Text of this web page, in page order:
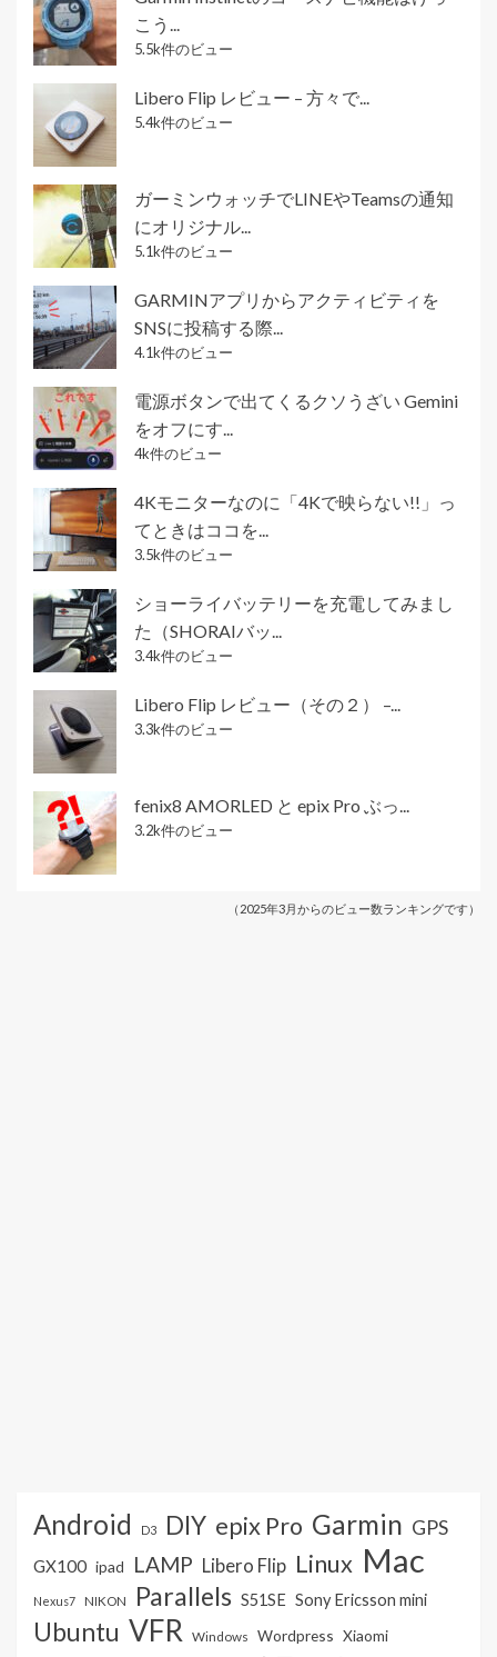
こう...
5.5k件のビュー
Libero Flip レビュー – 方々で...
5.4k件のビュー
ガーミンウォッチでLINEやTeamsの通知
にオリジナル...
5.1k件のビュー
GARMINアプリからアクティビティを
SNSに投稿する際...
4.1k件のビュー
電源ボタンで出てくるクソうざい Gemini
をオフにす...
4k件のビュー
4Kモニターなのに「4Kで映らない!!」っ
てときはココを...
3.5k件のビュー
ショーライバッテリーを充電してみまし
た（SHORAIバッ...
3.4k件のビュー
Libero Flip レビュー（その２） –...
3.3k件のビュー
fenix8 AMORLED と epix Pro ぶっ...
3.2k件のビュー
（2025年3月からのビュー数ランキングです）
Android D3 DIY epix Pro Garmin GPS
GX100 ipad LAMP Libero Flip Linux Mac
Nexus7 NIKON Parallels S51SE Sony Ericsson mini
Ubuntu VFR Windows Wordpress Xiaomi